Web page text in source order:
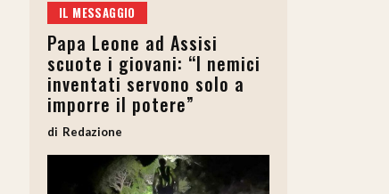
IL MESSAGGIO
Papa Leone ad Assisi
scuote i giovani: “I nemici
inventati servono solo a
imporre il potere”
Redazione